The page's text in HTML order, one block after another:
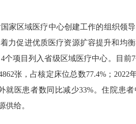
区域医疗中心创建工作的组织领
力促进优质医疗资源扩容提升和均
项目列入省级区域医疗中心。目前
张，占核定床位总数77.4%；2022
就医患者数同比减少33%。住院患
供给。